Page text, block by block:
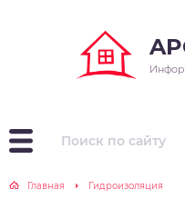
Главная Гидроизоляция